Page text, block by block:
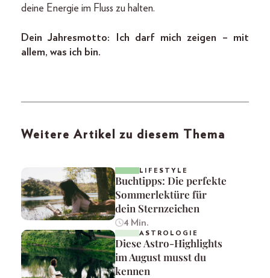
deine Energie im Fluss zu halten.
Dein Jahresmotto: Ich darf mich zeigen – mit
allem, was ich bin.
Weitere Artikel zu diesem Thema
LIFESTYLE
Buchtipps: Die perfekte
Sommerlektüre für
dein Sternzeichen
4 Min.
ASTROLOGIE
Diese Astro-Highlights
im August musst du
kennen